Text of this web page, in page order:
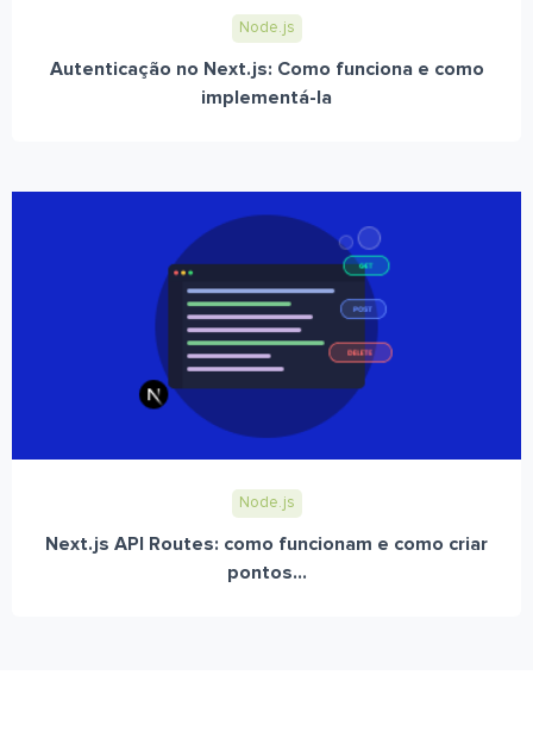
Node.js
Autenticação no Next.js: Como funciona e como
implementá-la
Node.js
Next.js API Routes: como funcionam e como criar
pontos...